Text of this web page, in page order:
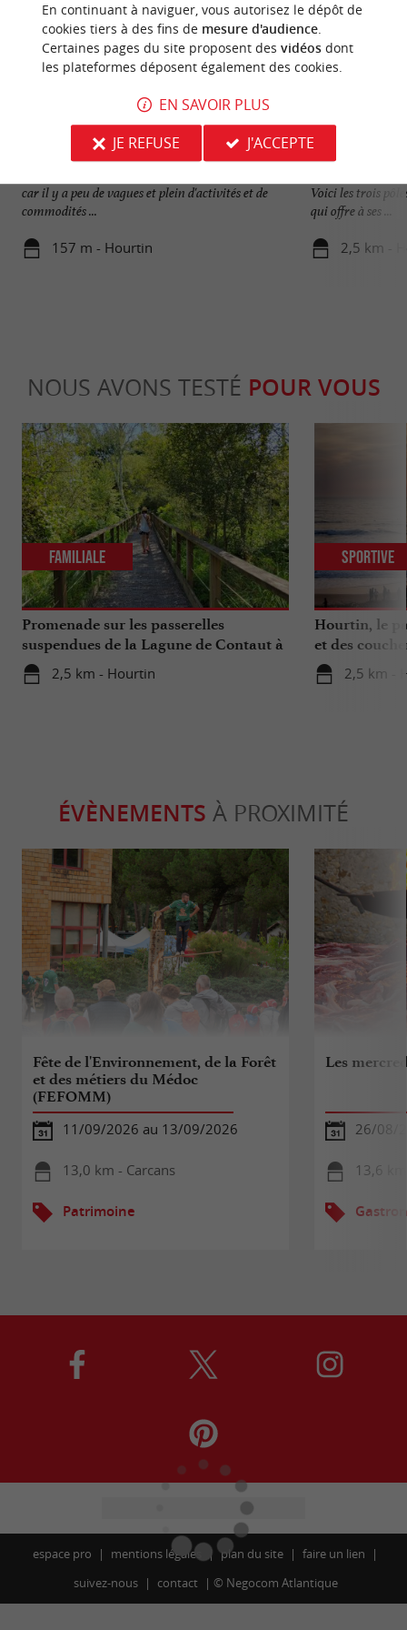
Plage de Hourtin Port
car il y a peu de vagues et plein d'activités et de
commodités ...
157 m - Hourtin
Hourtin
Voici les trois
qui offre à ses ...
2,5 km -
NOUS AVONS TESTÉ POUR VOUS
Promenade sur les passerelles
suspendues de la Lagune de Contaut à
Hourtin
2,5 km - Hourtin
Familiale
Hourtin, le
et des
2,5 km -
Sportive
ÉVÈNEMENTS À PROXIMITÉ
Fête de l'Environnement, de la Forêt
et des métiers du Médoc
(FEFOMM)
11/09/2026 au 13/09/2026
13,0 km - Carcans
Patrimoine
Les
26/08/
13,6
espace pro mentions légales plan du site
faire un lien
suivez-nous
contact © Negocom Atlantique
En continuant à naviguer, vous autorisez le dépôt de
cookies tiers à des fins de mesure d'audience.
Certaines pages du site proposent des vidéosdont
les plateformes déposent également des cookies.
EN SAVOIR PLUS
JE REFUSE
J'ACCEPTE